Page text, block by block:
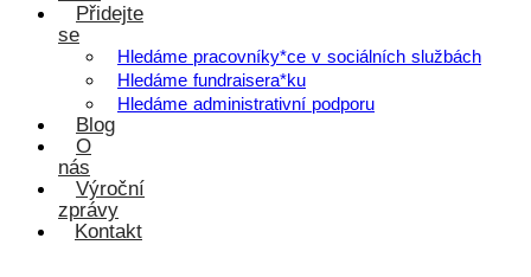
Přidejte
se
Hledáme pracovníky*ce v sociálních službách
Hledáme fundraisera*ku
Hledáme administrativní podporu
Blog
O
nás
Výroční
zprávy
Kontakt